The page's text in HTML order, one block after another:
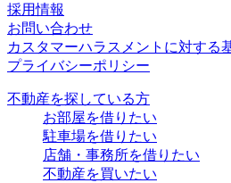
採用情報
お問い合わせ
カスタマーハラスメントに対する
プライバシーポリシー
不動産を探している方
お部屋を借りたい
駐車場を借りたい
店舗・事務所を借りたい
不動産を買いたい